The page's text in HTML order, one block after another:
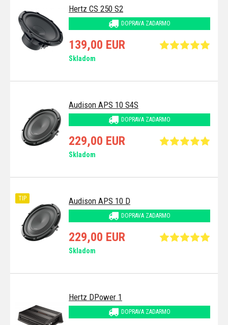
Hertz CS 250 S2
DOPRAVA ZADARMO
139,00 EUR
Skladom
Audison APS 10 S4S
DOPRAVA ZADARMO
229,00 EUR
Skladom
Audison APS 10 D
DOPRAVA ZADARMO
TIP
229,00 EUR
Skladom
Hertz DPower 1
DOPRAVA ZADARMO